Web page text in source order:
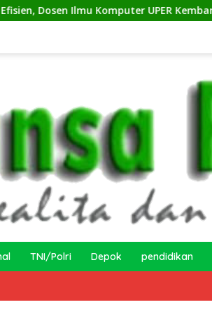
UPER Kembangkan Netrash
TNI/Polri Depok pendidikan